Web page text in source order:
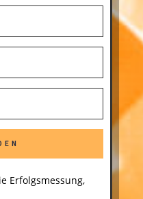
Erfolgsmessung,